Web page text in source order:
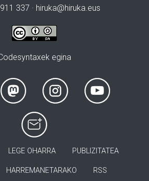
337 · hiruka@hiruka.eus
egina
LEGE OHARRA PUBLIZITATEA
HARREMANETARAKO RSS